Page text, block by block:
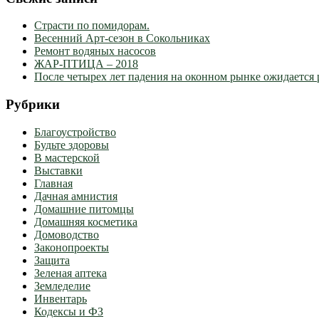
Страсти по помидорам.
Весенний Арт-сезон в Сокольниках
Ремонт водяных насосов
ЖАР-ПТИЦА – 2018
После четырех лет падения на оконном рынке ожидается
Рубрики
Благоустройство
Будьте здоровы
В мастерской
Выставки
Главная
Дачная амнистия
Домашние питомцы
Домашняя косметика
Домоводство
Законопроекты
Защита
Зеленая аптека
Земледелие
Инвентарь
Кодексы и ФЗ